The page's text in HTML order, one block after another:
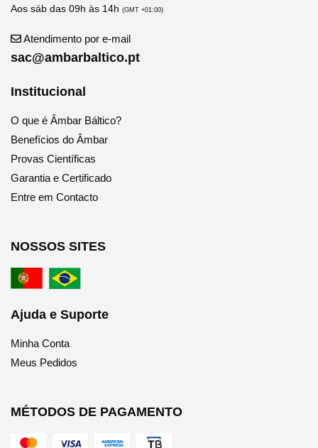
Aos sáb das 09h às 14h (GMT +01:00)
Atendimento por e-mail
sac@ambarbaltico.pt
Institucional
O que é Âmbar Báltico?
Benefícios do Âmbar
Provas Científicas
Garantia e Certificado
Entre em Contacto
NOSSOS SITES
Ajuda e Suporte
Minha Conta
Meus Pedidos
MÉTODOS DE PAGAMENTO